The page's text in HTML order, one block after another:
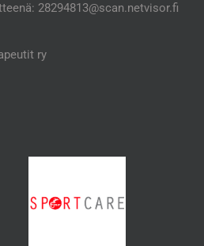
28294813@scan.netvisor.fi
ry